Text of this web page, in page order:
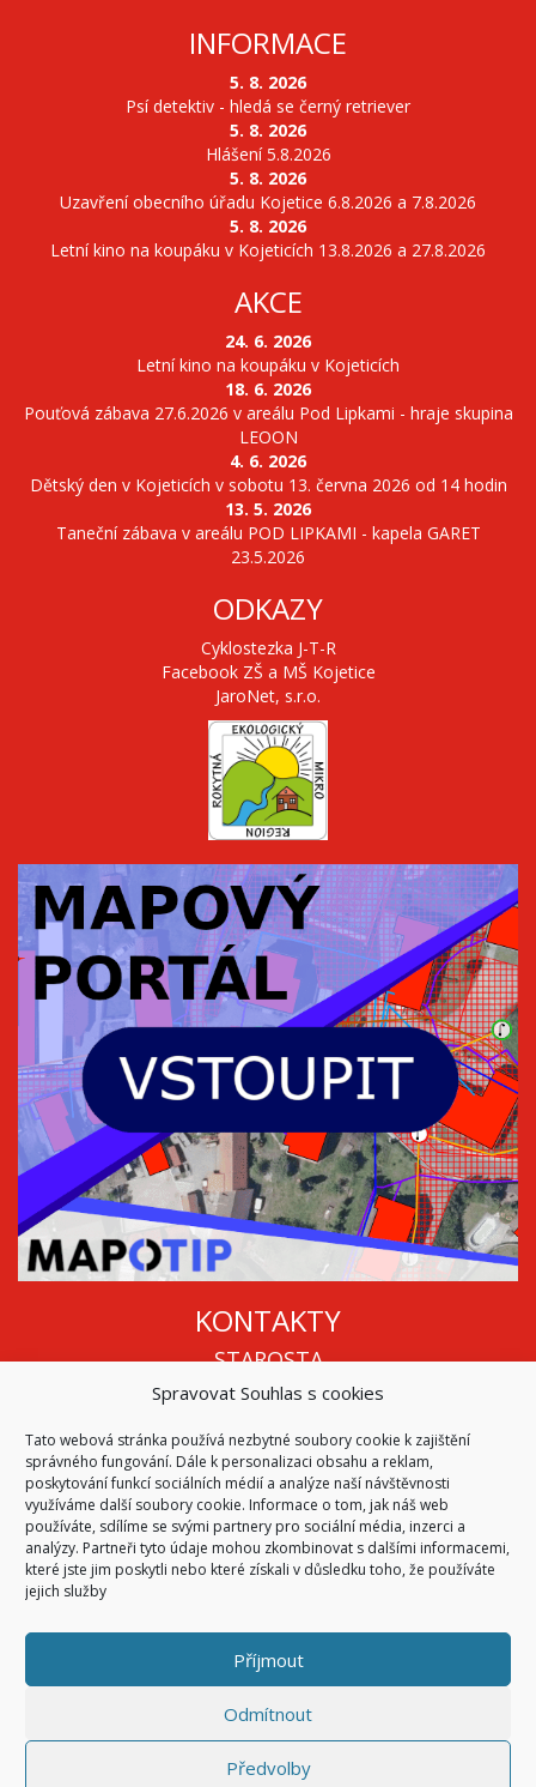
Spravovat Souhlas s cookies
Tato webová stránka používá nezbytné soubory cookie k zajištění
správného fungování. Dále k personalizaci obsahu a reklam,
poskytování funkcí sociálních médií a analýze naší návštěvnosti
využíváme další soubory cookie. Informace o tom, jak náš web
používáte, sdílíme se svými partnery pro sociální média, inzerci a
analýzy. Partneři tyto údaje mohou zkombinovat s dalšími informacemi,
které jste jim poskytli nebo které získali v důsledku toho, že používáte
jejich služby
Příjmout
Odmítnout
Předvolby
INFORMACE
5. 8. 2026
Psí detektiv - hledá se černý retriever
5. 8. 2026
Hlášení 5.8.2026
5. 8. 2026
Uzavření obecního úřadu Kojetice 6.8.2026 a 7.8.2026
5. 8. 2026
Letní kino na koupáku v Kojeticích 13.8.2026 a 27.8.2026
AKCE
24. 6. 2026
Letní kino na koupáku v Kojeticích
18. 6. 2026
Pouťová zábava 27.6.2026 v areálu Pod Lipkami - hraje skupina
LEOON
4. 6. 2026
Dětský den v Kojeticích v sobotu 13. června 2026 od 14 hodin
13. 5. 2026
Taneční zábava v areálu POD LIPKAMI - kapela GARET
23.5.2026
ODKAZY
Cyklostezka J-T-R
Facebook ZŠ a MŠ Kojetice
JaroNet, s.r.o.
KONTAKTY
STAROSTA
Mgr. Roman Vala
info@oukojetice.cz
ÚŘEDNÍ HODINY
Po, St: 15:30 - 16:30
Všechny kontakty | Kde nás najdete
© 2026Obec Kojetice na Moravě
Všechna práva vyhrazena
Code & Design bySymphony Digital